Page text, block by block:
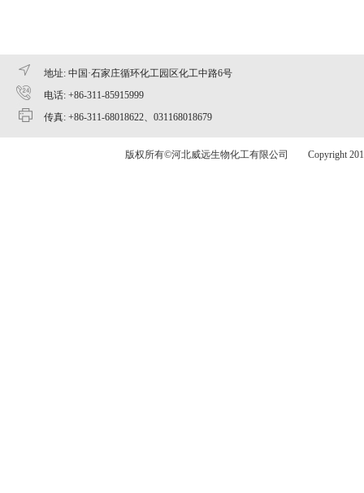
地址: 中国·石家庄循环化工园区化工中路6号
电话: +86-311-85915999
传真: +86-311-68018622、031168018679
版权所有©河北威远生物化工有限公司 Copyright